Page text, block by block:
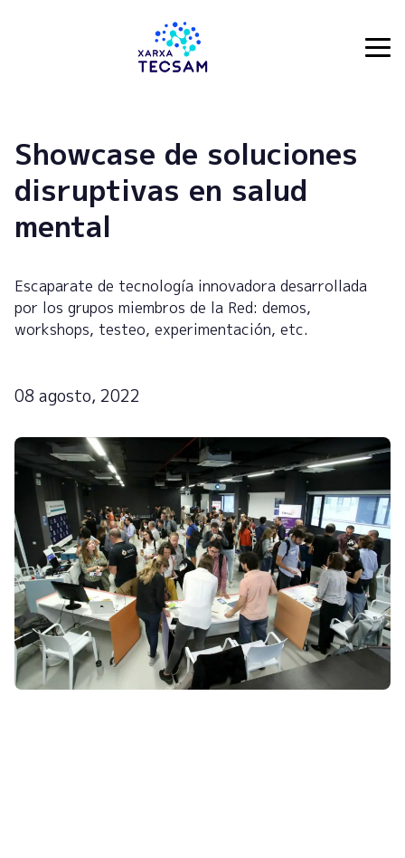
Showcase de soluciones
disruptivas en salud
mental
Escaparate de tecnología innovadora desarrollada
por los grupos miembros de la Red: demos,
workshops, testeo, experimentación, etc.
08 agosto, 2022